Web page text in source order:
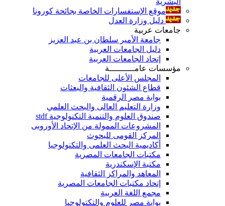
موقع الإستفسارات الخاصة بجائحة كورونا
دليل وزارة العدل
جامعات عربية
جامعة الأمير سلطان بن عبد العزيز
دليل الجامعات العربية
إتحاد الجامعات العربية
مؤسسات عامــــــــــة
المجلس الأعلى للجامعات
قطاع الشئون الثقافية والبعثات
بوابة مصر الرقمية
وزارة التعليم العالى والبحث العلمي
صندوق العلوم والتنمية التكنولوجية stdf
المشروعات الممولة من الإتحاد الأوروبى
المركز القومى للبحوث
أكاديمية البحث العلمى والتكنولوجيا
مكتبات الجامعات المصرية
مكتبة الإسكندرية
المعاهد والمراكز الثقافية
إتحاد مكتبات الجامعات المصرية
مجمع اللغة العربية
بوابة مصر للعلوم والتكتولوجيا